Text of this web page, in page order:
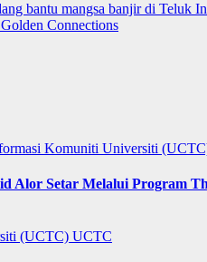
bantu mangsa banjir di Teluk
Connections
Komuniti Universiti
Alor Setar Melalui Program
(UCTC) UCTC